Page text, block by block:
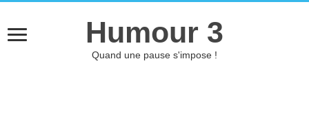
Humour 3
Quand une pause s'impose !